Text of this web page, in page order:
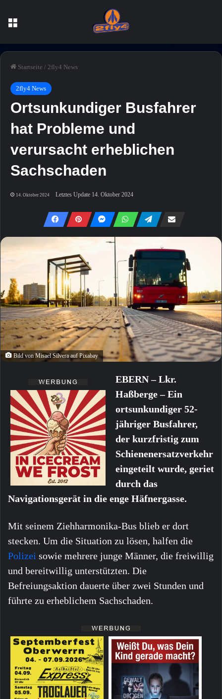
Startseite / 2fly4 News
2fly4 News
Ortsunkundiger Busfahrer
hat Probleme und
verursacht erheblichen
Sachschaden
14. Oktober 2024 Letztes Update 14. Oktober 2024
Bild von Misael Silvera auf Pixabay
EBERN – Lkr.
Haßberge – Ein
ortsunkundiger 52-
jähriger Busfahrer,
der kurzfristig zum
Schienenersatzverkehr
eingeteilt wurde, geriet
durch das
Navigationsgerät in die enge Häfnergasse.
Mit seinem Ziehharmonika-Bus blieb er dort
stecken. Um die Situation zu lösen, halfen die
Polizei sowie mehrere junge Männer, die freiwillig
und bereitwillig unterstützten. Die
Befreiungsaktion dauerte über zwei Stunden und
führte zu erheblichem Sachschaden.